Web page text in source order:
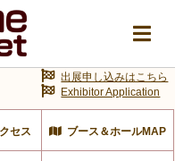
セス ブース＆ホールMAP
出展申し込みはこちら
Exhibitor Application